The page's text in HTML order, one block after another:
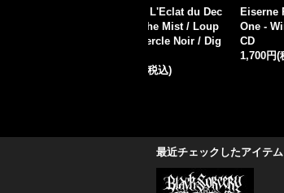
Wacht - La Rumur Dal
Destin / DigiCD
1,800円(税込)
最近チェックしたアイテム